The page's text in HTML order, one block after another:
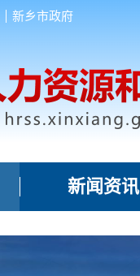
新乡市政府
新闻资讯